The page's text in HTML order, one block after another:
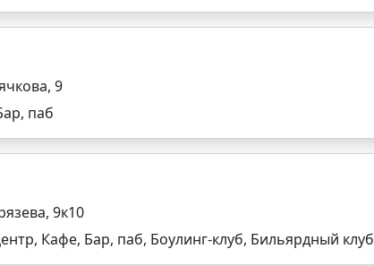
9
паб
9к10
Кафе, Бар, паб, Боулинг-клуб, Бильярдный клуб